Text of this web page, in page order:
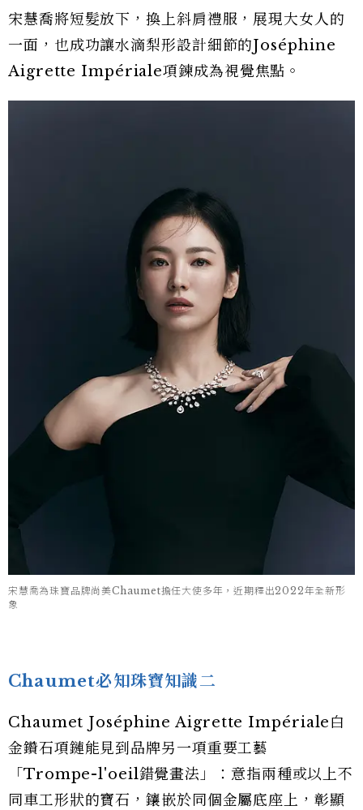
宋慧喬將短髮放下，換上斜肩禮服，展現大女人的
一面，也成功讓水滴梨形設計細節的Joséphine
Aigrette Impériale項鍊成為視覺焦點。
宋慧喬為珠寶品牌尚美Chaumet擔任大使多年，近期釋出2022年全新形
象
Chaumet必知珠寶知識二
Chaumet Joséphine Aigrette Impériale白
金鑽石項鏈能見到品牌另一項重要工藝
「Trompe-l'oeil錯覺畫法」：意指兩種或以上不
同車工形狀的寶石，鑲嵌於同個金屬底座上，彰顯